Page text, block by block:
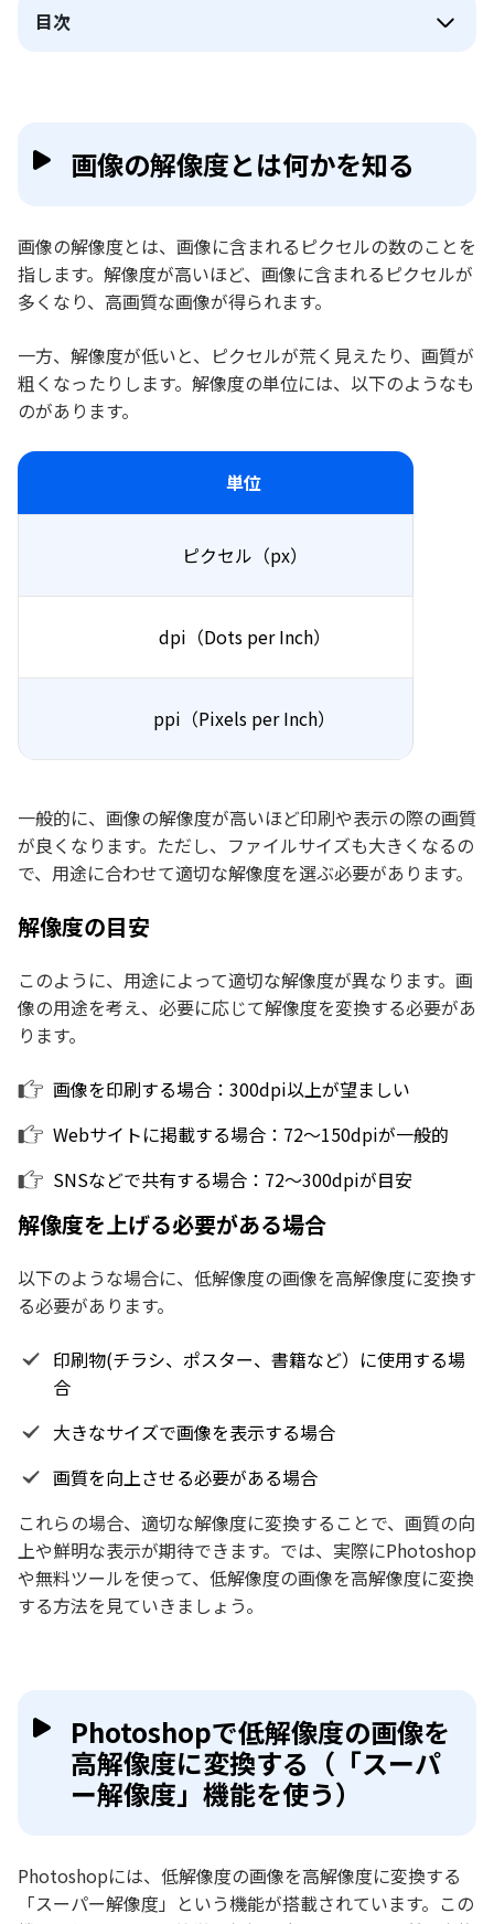
目次
画像の解像度とは何かを知る
画像の解像度とは、画像に含まれるピクセルの数のことを
指します。解像度が高いほど、画像に含まれるピクセルが
多くなり、高画質な画像が得られます。
一方、解像度が低いと、ピクセルが荒く見えたり、画質が
粗くなったりします。解像度の単位には、以下のようなも
のがあります。
単位
ピクセル（px）
dpi（Dots per Inch）
ppi（Pixels per Inch）
一般的に、画像の解像度が高いほど印刷や表示の際の画質
が良くなります。ただし、ファイルサイズも大きくなるの
で、用途に合わせて適切な解像度を選ぶ必要があります。
解像度の目安
このように、用途によって適切な解像度が異なります。画
像の用途を考え、必要に応じて解像度を変換する必要があ
ります。
画像を印刷する場合：300dpi以上が望ましい
Webサイトに掲載する場合：72〜150dpiが一般的
SNSなどで共有する場合：72〜300dpiが目安
解像度を上げる必要がある場合
以下のような場合に、低解像度の画像を高解像度に変換す
る必要があります。
印刷物(チラシ、ポスター、書籍など）に使用する場
合
大きなサイズで画像を表示する場合
画質を向上させる必要がある場合
これらの場合、適切な解像度に変換することで、画質の向
上や鮮明な表示が期待できます。では、実際にPhotoshop
や無料ツールを使って、低解像度の画像を高解像度に変換
する方法を見ていきましょう。
Photoshopで低解像度の画像を
高解像度に変換する（「スーパ
ー解像度」機能を使う）
Photoshopには、低解像度の画像を高解像度に変換する
「スーパー解像度」という機能が搭載されています。この